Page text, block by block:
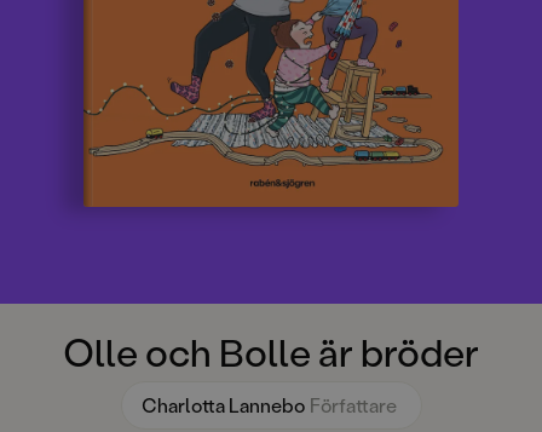
Olle och Bolle är bröder
Charlotta Lannebo Författare